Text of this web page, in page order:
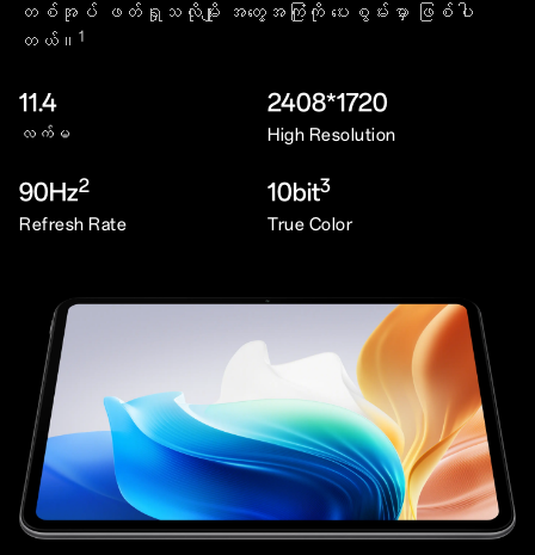
တစ်အုပ် ဖတ်ရှုသလိုမျိုး အတွေ့အကြုံကို ပေးစွမ်းမှာ ဖြစ်ပါ
တယ်။ 1
11.4
လက်မ
2408*1720
High Resolution
90Hz2
Refresh Rate
10bit3
True Color